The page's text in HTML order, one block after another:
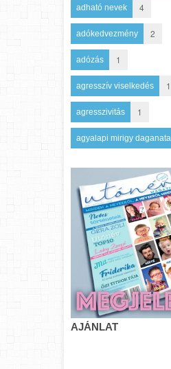
adható nevek 4
adókedvezmény 2
adózás 1
agresszív viselkedés 1
agresszivitás 1
agyalapi mirigy daganata
AJÁNLAT